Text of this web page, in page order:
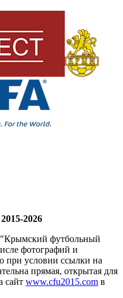
2026
"Крымский футбольный
фотографий и
при условии ссылки на
прямая, открытая для
сайт www.cfu2015.com в